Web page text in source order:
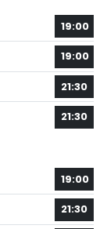
19:00
19:00
21:30
21:30
19:00
21:30